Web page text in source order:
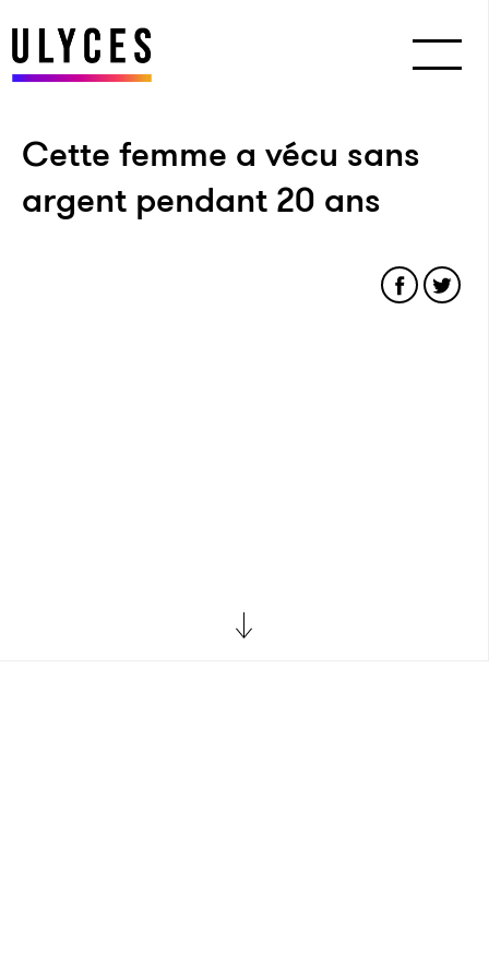
Cette femme a vécu sans
argent pendant 20 ans